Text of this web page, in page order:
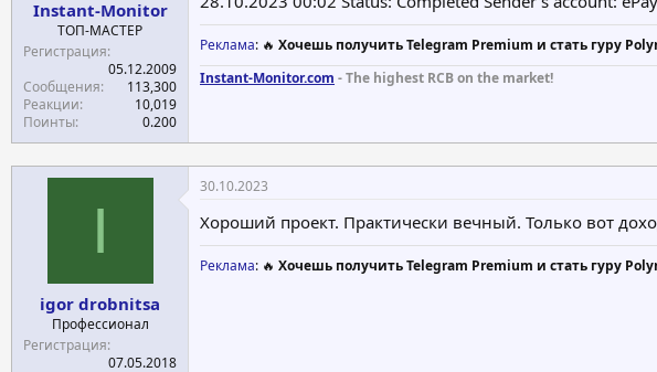
Instant-Monitor
ТОП-МАСТЕР
Регистрация
05.12.2009
Сообщения
113,300
Реакции
10,019
Поинты
0.200
Реклама: 🔥 Хочешь получить Telegram Premium и стать гуру
Instant-Monitor.com - The highest RCB on the market!
I
igor drobnitsa
Профессионал
Регистрация
07.05.2018
30.10.2023
Хороший проект. Практически вечный. Только вот
Реклама: 🔥 Хочешь получить Telegram Premium и стать гуру